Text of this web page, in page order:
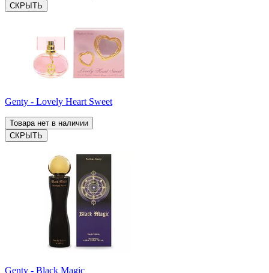
СКРЫТЬ
Genty - Lovely Heart Sweet
Товара нет в наличии
СКРЫТЬ
Genty - Black Magic